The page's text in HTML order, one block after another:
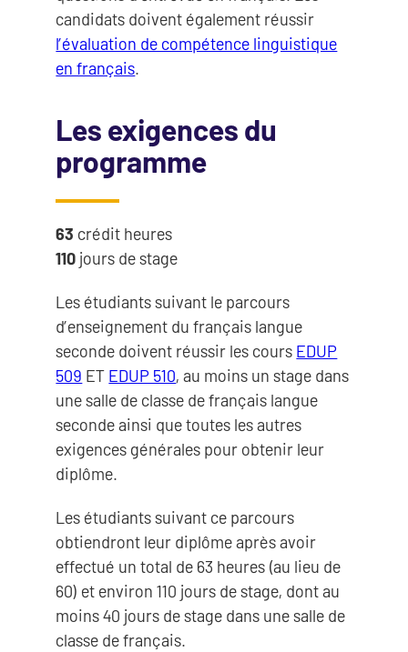
candidats doivent également réussir
l’évaluation de compétence linguistique
en français.
Les exigences du
programme
63 crédit heures
110 jours de stage
Les étudiants suivant le parcours
d’enseignement du français langue
seconde doivent réussir les cours EDUP
509 ET EDUP 510, au moins un stage dans
une salle de classe de français langue
seconde ainsi que toutes les autres
exigences générales pour obtenir leur
diplôme.
Les étudiants suivant ce parcours
obtiendront leur diplôme après avoir
effectué un total de 63 heures (au lieu de
60) et environ 110 jours de stage, dont au
moins 40 jours de stage dans une salle de
classe de français.